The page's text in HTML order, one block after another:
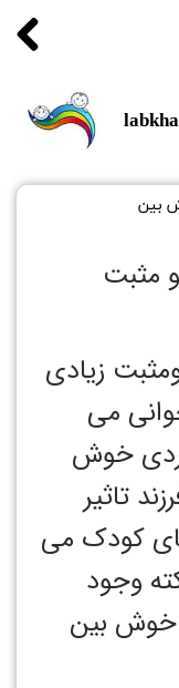
مثبت
زیادی
می
خوش
تاثیر
کودک می
وجود
خوش بین